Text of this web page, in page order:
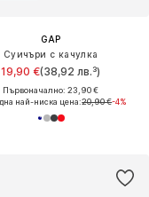
GAP
Суичъри с качулка
19,90 €(38,92 лв.³)
Първоначално: 23,90 €
най-ниска цена:20,90 €-4%